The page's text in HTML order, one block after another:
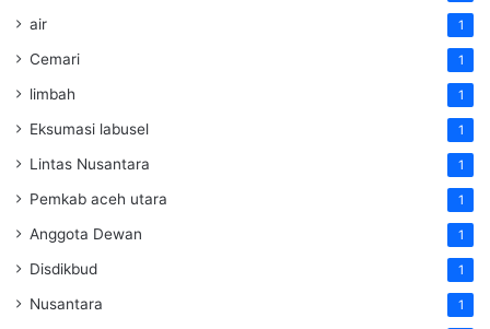
air 1
Cemari 1
limbah 1
Eksumasi labusel 1
Lintas Nusantara 1
Pemkab aceh utara 1
Anggota Dewan 1
Disdikbud 1
Nusantara 1